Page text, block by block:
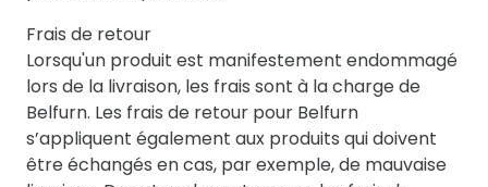
Frais de retour
Lorsqu'un produit est manifestement endommagé
lors de la livraison, les frais sont à la charge de
Belfurn. Les frais de retour pour Belfurn
s’appliquent également aux produits qui doivent
être échangés en cas, par exemple, de mauvaise